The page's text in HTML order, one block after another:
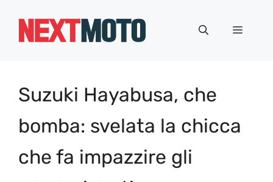
Menu
Suzuki Hayabusa, che
bomba: svelata la chicca
che fa impazzire gli